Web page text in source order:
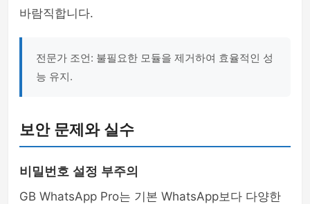
바람직합니다.
전문가 조언: 불필요한 모듈을 제거하여 효율적인 성
능 유지.
보안 문제와 실수
비밀번호 설정 부주의
GB WhatsApp Pro는 기본 WhatsApp보다 다양한